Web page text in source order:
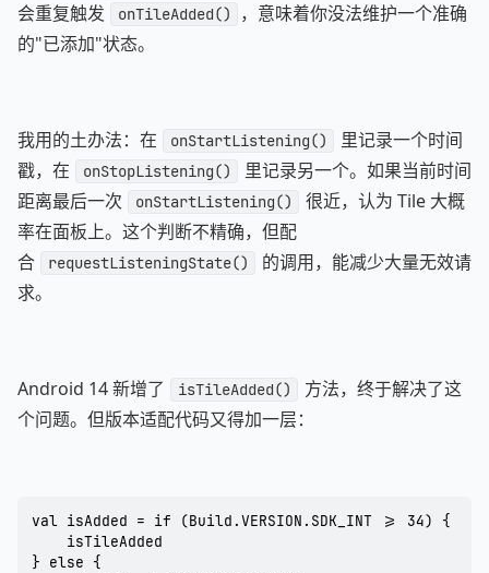
会重复触发
onTileAdded()
，意味着你没法维护一个准确
的"已添加"状态。
我用的土办法：在 onStartListening()
里记录一个时间
戳，在
onStopListening()
里记录另一个。如果当前时间
距离最后一次
onStartListening()
很近，认为 Tile 大概
率在面板上。这个判断不精确，但配
合
requestListeningState()
的调用，能减少大量无效请
求。
Android 14 新增了 isTileAdded()
方法，终于解决了这
个问题。但版本适配代码又得加一层：
val isAdded = if (Build.VERSION.SDK_INT >= 34) {
    isTileAdded
} else {